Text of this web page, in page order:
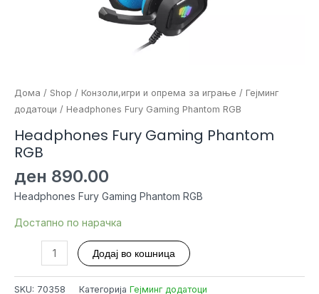
Дома / Shop / Конзоли,игри и опрема за играње / Гејминг
додатоци / Headphones Fury Gaming Phantom RGB
Headphones Fury Gaming Phantom
RGB
ден 890.00
Headphones Fury Gaming Phantom RGB
Достапно по нарачка
Headphones
Gaming
Додај во кошница
SKU: 70358 Категорија Гејминг додатоци